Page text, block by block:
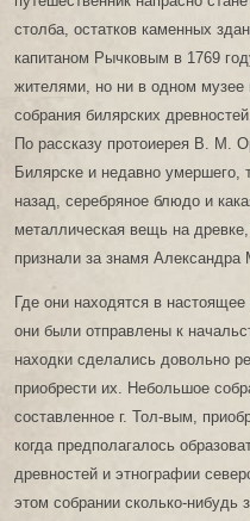
столба, остатков каменных
капитаном Рычковым в 1769
жителями, но ни в одном музее
собрания билярских
По рассказу протоиерея В. М.
Билярске и недавно
назад, серебряное блюдо и
металлическая вещь на
признали за знамя Александра
Где они находятся в
они были отправлены к
находки сделались довольно
приобрести их. Небольшое
составленное г. Тол-вым,
когда предполагалось
древностей и этнографии
этом собрании сколько-